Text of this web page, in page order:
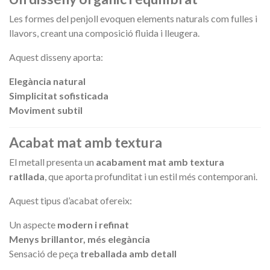
Les formes del penjoll evoquen elements naturals com fulles i
llavors, creant una composició fluida i lleugera.
Aquest disseny aporta:
Elegància natural
Simplicitat sofisticada
Moviment subtil
Acabat mat amb textura
El metall presenta un acabament mat amb textura
ratllada , que aporta profunditat i un estil més contemporani.
Aquest tipus d’acabat ofereix:
Un aspecte modern i refinat
Menys brillantor, més elegància
Sensació de peça treballada amb detall